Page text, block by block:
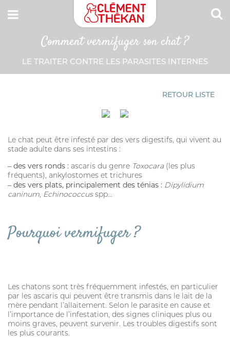
Comment vermifuger son chat ?
LE TRAITER CONTRE LES PARASITES INTERNES
RETOUR LISTE
Le chat peut être infesté par des vers digestifs, qui vivent au
stade adulte dans ses intestins :
– des vers ronds : ascaris du genre Toxocara (les plus
fréquents), ankylostomes et trichures
– des vers plats, principalement des ténias : Dipylidium
caninum, Echinococcusspp...
Pourquoi vermifuger ?
Les chatons sont très fréquemment infestés, en particulier
par les ascaris qui peuvent être transmis dans le lait de la
mère pendant l’allaitement. Selon le parasite en cause et
l’importance de l’infestation, des signes cliniques plus ou
moins graves, peuvent survenir. Les troubles digestifs sont
les plus courants.
CONNEXION
Mot passe oublié?